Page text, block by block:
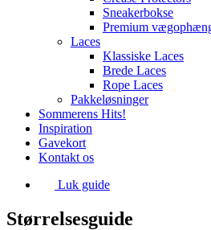
Sneakerbokse
Premium
Laces
Klassiske Laces
Brede Laces
Rope Laces
Pakkeløsninger
Sommerens Hits!
Inspiration
Gavekort
Kontakt os
Luk guide
Størrelsesguide